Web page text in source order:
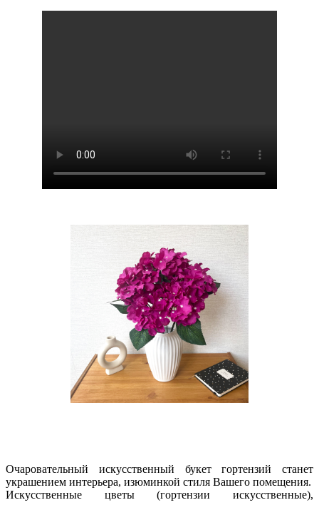
Очаровательный искусственный букет гортензий станет
украшением интерьера, изюминкой стиля Вашего помещения.
Искусственные цветы (гортензии искусственные),